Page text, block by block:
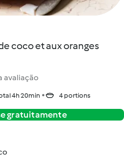
coco et aux oranges
avaliação
4h 20min 4 portions
gratuitamente